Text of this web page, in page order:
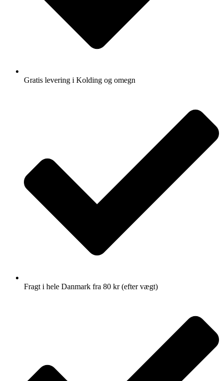
Gratis levering i Kolding og omegn
Fragt i hele Danmark fra 80 kr (efter vægt)